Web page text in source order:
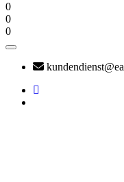
0
0
0